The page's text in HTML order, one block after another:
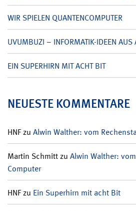
WIR SPIELEN QUANTENCOMPUTER
UVUMBUZI – INFORMATIK-IDEEN AUS
EIN SUPERHIRN MIT ACHT BIT
NEUESTE KOMMENTARE
HNFzu Alwin Walther: vom
Martin Schmittzu Alwin Walther:
Computer
HNFzu Ein Superhirn mit acht Bit